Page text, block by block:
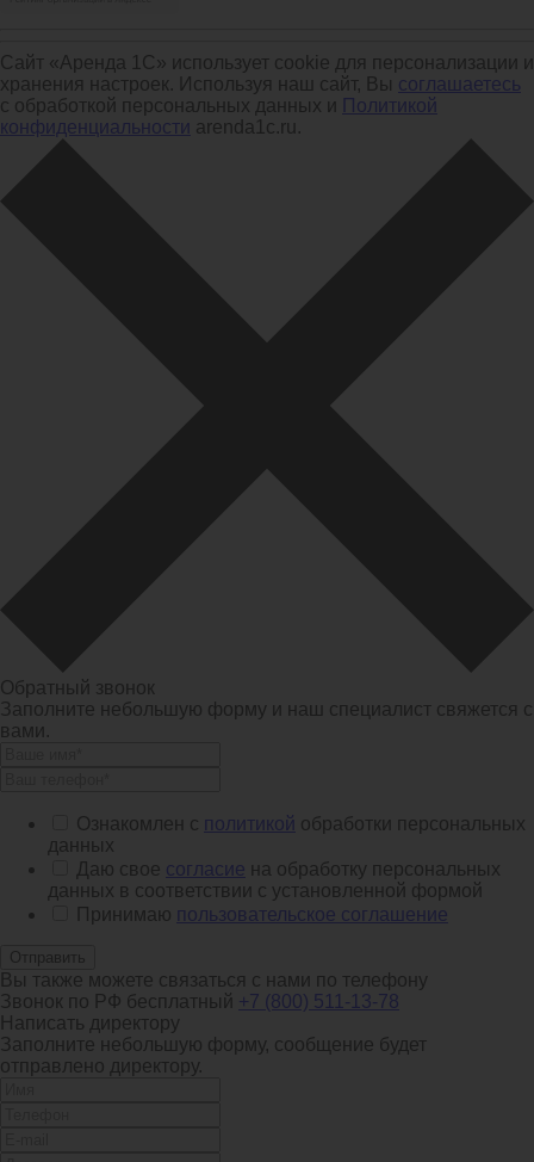
Сайт «Аренда 1С» использует cookie для персонализации и
хранения настроек. Используя наш сайт, Вы соглашаетесь
с обработкой персональных данных и Политикой
конфиденциальности arenda1c.ru.
Обратный звонок
Заполните небольшую форму и наш специалист свяжется с
вами.
Ознакомлен с политикой обработки персональных
данных
Даю свое согласие на обработку персональных
данных в соответствии с установленной формой
Принимаю пользовательское соглашение
Отправить
Вы также можете связаться с нами по телефону
Звонок по РФ бесплатный +7 (800) 511-13-78
Написать директору
Заполните небольшую форму, сообщение будет
отправлено директору.